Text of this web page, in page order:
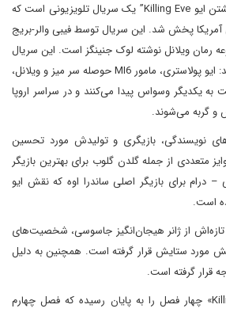
“سریال کشتن ایو Killing Eve” یک سریال تلویزیونی است که
بی بی سی آمریکا پخش شد. این سریال توسط فیبی والر-بریج
رمان ویلانل نوشته لوک جنینگز است. این سریال
داستان دو زن را دنبال می‌کند: ایو پولاستری، مامور MI6 حوصله سر میز و ویلانل،
به یکدیگر وسواس پیدا می‌کنند و در سراسر اروپا
و گربه می‌شوند.
نویسندگی، بازیگری و تولیدش مورد تحسین
متعددی از جمله گلدن گلوب برای بهترین بازیگر
درام برای بازیگر اصلی ساندرا اوه که نقش ایو
است.
از ژانر هیجان‌انگیز جاسوسی، شخصیت‌های
مورد ستایش قرار گرفته است. همچنین به دلیل
قرار گرفته است.
«سریال کشتن ایو Killing Eve» چهار فصل را به پایان رسیده که فصل چهارم